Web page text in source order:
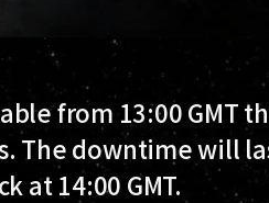
from 13:00 GMT
The downtime will
at 14:00 GMT.